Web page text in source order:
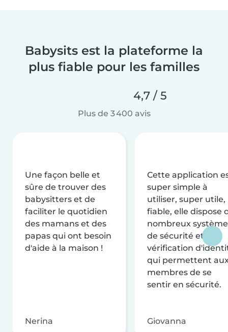
Babysits est la plateforme la
plus fiable pour les familles
4,7 / 5
Plus de 3 400 avis
Une façon belle et
sûre de trouver des
babysitters et de
faciliter le quotidien
des mamans et des
papas qui ont besoin
d'aide à la maison !
Nerina
Cette application
super simple à
utiliser, super utile,
fiable, elle dispose
nombreux
de sécurité et de
vérification
qui permettent
membres de se
sentir en sécurité.
Giovanna